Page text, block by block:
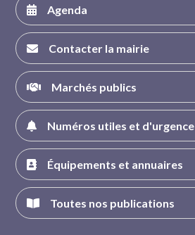
Agenda
Contacter la mairie
Marchés publics
Numéros utiles et d'urgence
Équipements et annuaires
Toutes nos publications